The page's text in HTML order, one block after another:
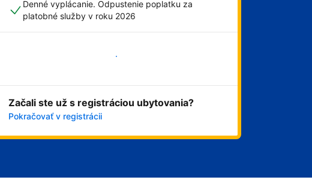
Denné vyplácanie. Odpustenie poplatku za
platobné služby v roku 2026
Začali ste už s registráciou ubytovania?
Pokračovať v registrácii